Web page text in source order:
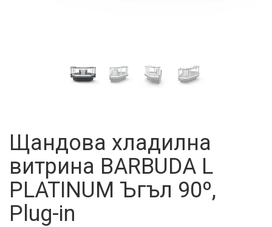
Щандова хладилна
витрина BARBUDA L
PLATINUM Ъгъл 90º,
Plug-in